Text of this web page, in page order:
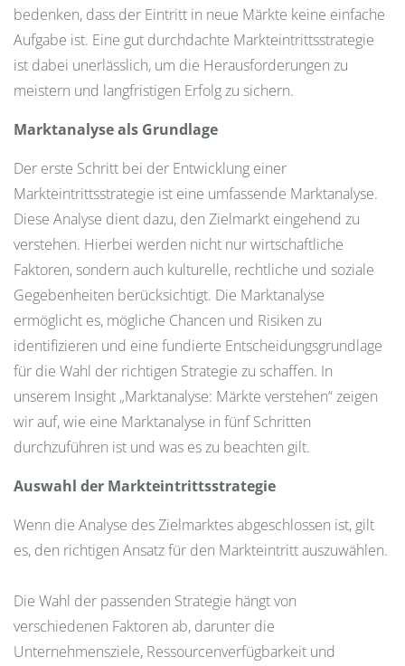
bedenken, dass der Eintritt in neue Märkte keine einfache
Aufgabe ist. Eine gut durchdachte Markteintrittsstrategie
ist dabei unerlässlich, um die Herausforderungen zu
meistern und langfristigen Erfolg zu sichern.
Marktanalyse als Grundlage
Der erste Schritt bei der Entwicklung einer
Markteintrittsstrategie ist eine umfassende Marktanalyse.
Diese Analyse dient dazu, den Zielmarkt eingehend zu
verstehen. Hierbei werden nicht nur wirtschaftliche
Faktoren, sondern auch kulturelle, rechtliche und soziale
Gegebenheiten berücksichtigt. Die Marktanalyse
ermöglicht es, mögliche Chancen und Risiken zu
identifizieren und eine fundierte Entscheidungsgrundlage
für die Wahl der richtigen Strategie zu schaffen. In
unserem Insight „Marktanalyse: Märkte verstehen“ zeigen
wir auf, wie eine Marktanalyse in fünf Schritten
durchzuführen ist und was es zu beachten gilt.
Auswahl der Markteintrittsstrategie
Wenn die Analyse des Zielmarktes abgeschlossen ist, gilt
es, den richtigen Ansatz für den Markteintritt auszuwählen.
Die Wahl der passenden Strategie hängt von
verschiedenen Faktoren ab, darunter die
Unternehmensziele, Ressourcenverfügbarkeit und